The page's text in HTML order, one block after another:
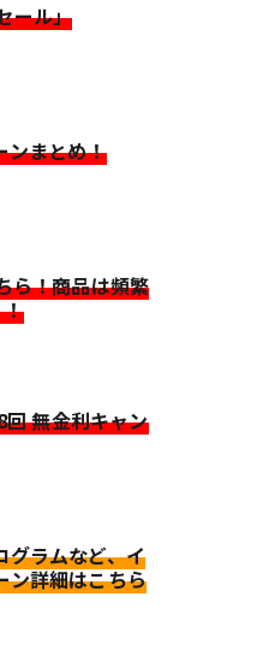
ール」
ンまとめ！
ら！商品は頻繁
無金利キャン
グラムなど、イ
ン詳細はこちら